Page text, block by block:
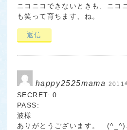
ニコニコできないときも、ニコ
も笑って育ちます、ね。
返信
happy2525mama 2011
SECRET: 0
PASS:
波様
ありがとうございます。